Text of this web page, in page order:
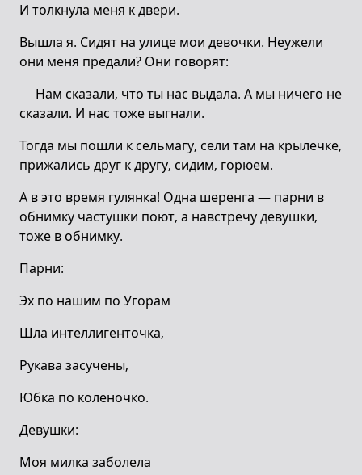
И толкнула меня к двери.
Вышла я. Сидят на улице мои девочки. Неужели
они меня предали? Они говорят:
— Нам сказали, что ты нас выдала. А мы ничего не
сказали. И нас тоже выгнали.
Тогда мы пошли к сельмагу, сели там на крылечке,
прижались друг к другу, сидим, горюем.
А в это время гулянка! Одна шеренга — парни в
обнимку частушки поют, а навстречу девушки,
тоже в обнимку.
Парни:
Эх по нашим по Угорам
Шла интеллигенточка,
Рукава засучены,
Юбка по коленочко.
Девушки:
Моя милка заболела